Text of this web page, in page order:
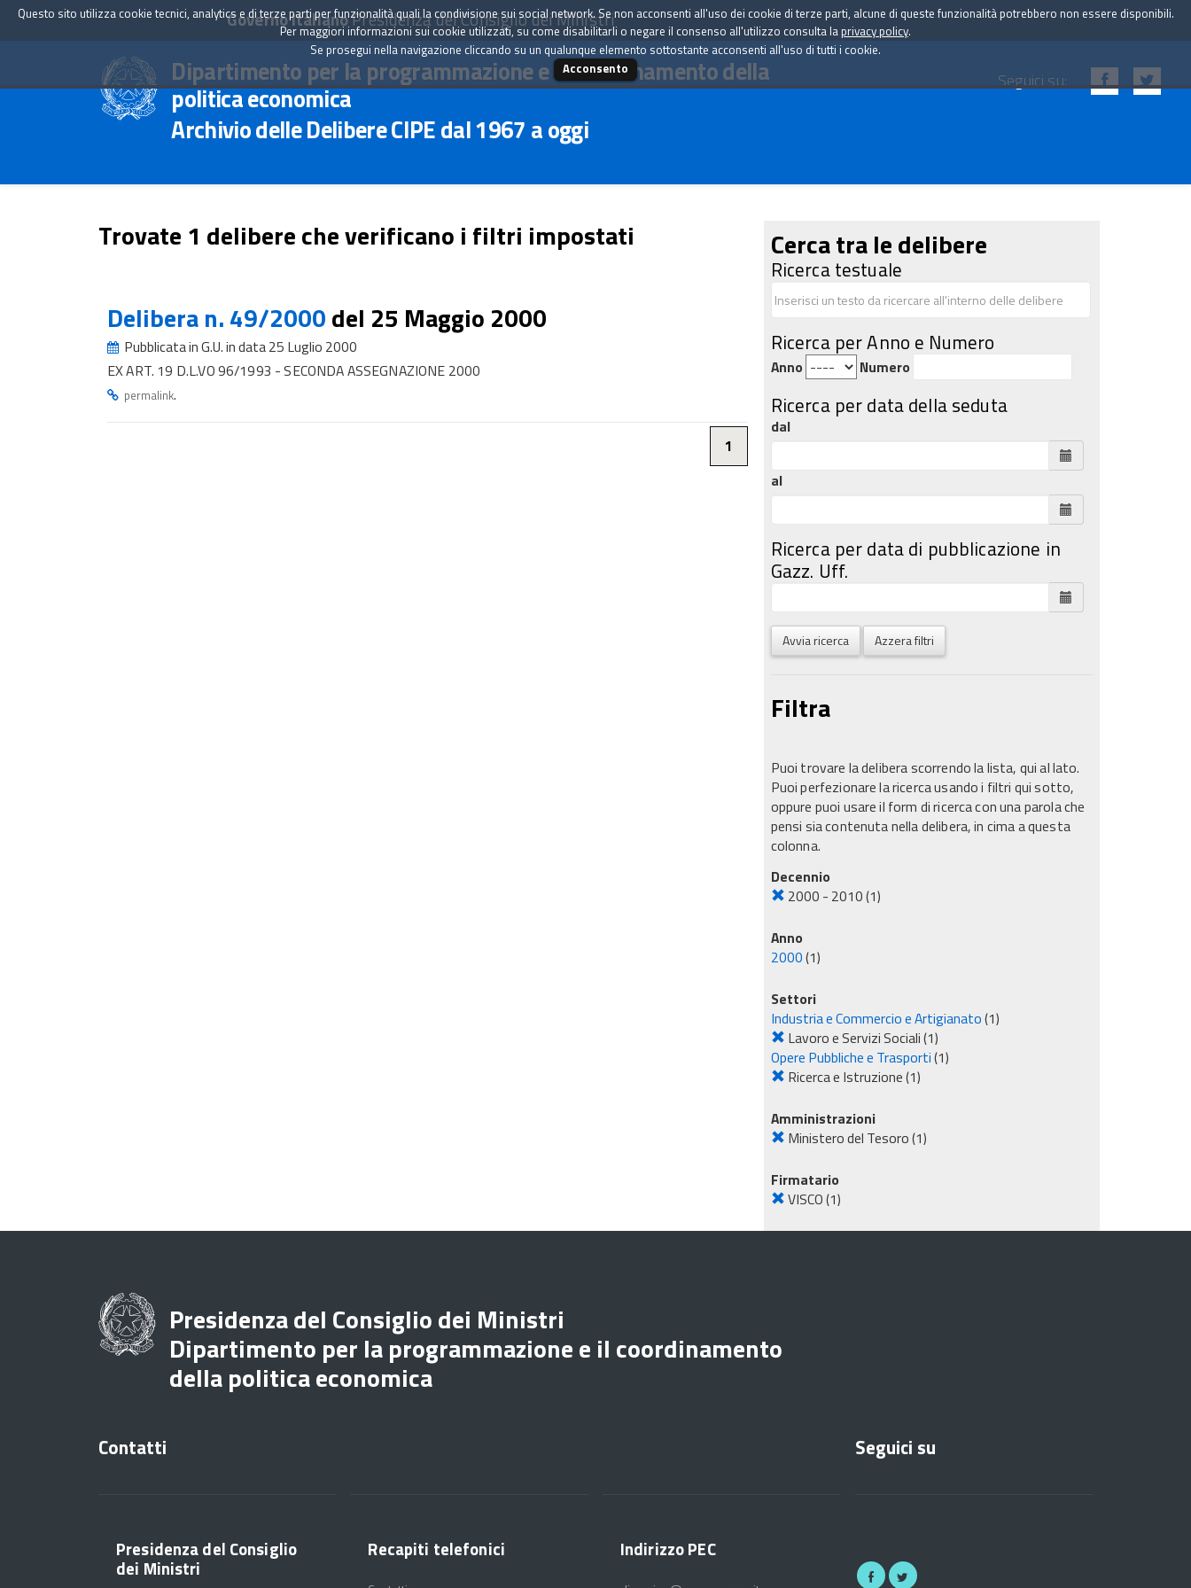
Governo ItalianoPresidenza del Consiglio dei Ministri
Dipartimento per la programmazione e il coordinamento della
politica economica
Archivio delle Delibere CIPE dal 1967 a oggi
Seguici su:
Trovate 1 delibere che verificano i filtri impostati
Delibera n. 49/2000del 25 Maggio 2000
Pubblicata in G.U. in data 25 Luglio 2000
EX ART. 19 D.L.VO 96/1993 - SECONDA ASSEGNAZIONE 2000
permalink.
1
Cerca tra le delibere
Ricerca testuale
Ricerca per Anno e Numero
Anno Numero
Ricerca per data della seduta
dal
al
Ricerca per data di pubblicazione in
Gazz. Uff.
Avvia ricerca Azzera filtri
Filtra
Puoi trovare la delibera scorrendo la lista, qui al lato.
Puoi perfezionare la ricerca usando i filtri qui sotto,
oppure puoi usare il form di ricerca con una parola che
pensi sia contenuta nella delibera, in cima a questa
colonna.
Decennio
2000 - 2010(1)
Anno
2000(1)
Settori
Industria e Commercio e Artigianato(1)
Lavoro e Servizi Sociali(1)
Opere Pubbliche e Trasporti(1)
Ricerca e Istruzione(1)
Amministrazioni
Ministero del Tesoro(1)
Firmatario
VISCO(1)
Questo sito utilizza cookie tecnici, analytics e di terze parti per funzionalità quali la condivisione sui social network. Se non acconsenti all'uso dei cookie di terze parti, alcune di queste funzionalità potrebbero non essere disponibili.
Per maggiori informazioni sui cookie utilizzati, su come disabilitarli o negare il consenso all'utilizzo consulta la privacy policy.
Se prosegui nella navigazione cliccando su un qualunque elemento sottostante acconsenti all'uso di tutti i cookie.
Acconsento
Presidenza del Consiglio dei Ministri
Dipartimento per la programmazione e il coordinamento
della politica economica
Contatti
Presidenza del Consiglio
dei Ministri
Recapiti telefonici Indirizzo PEC
Seguici su